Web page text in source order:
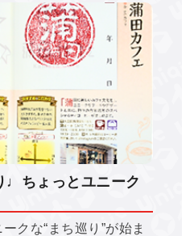
♩ちょっとユニーク
クな“まち巡り”が始ま